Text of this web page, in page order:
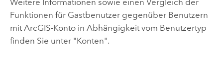
Funktionen für Gastbenutzer gegenüber Benutzern
mit ArcGIS-Konto in Abhängigkeit vom Benutzertyp
finden Sie unter "Konten".